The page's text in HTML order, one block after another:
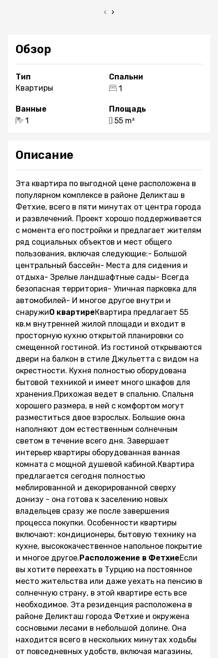
‹ ›
Обзор
Тип
Квартиры
Спальни
1
Ванные
1
Площадь
55 m²
Описание
Эта квартира по выгодной цене расположена в
популярном комплексе в районе Деликташ в
Фетхие, всего в пяти минутах от центра города
и развлечений. Проект хорошо поддерживается
с момента его постройки и предлагает жителям
ряд социальных объектов и мест общего
пользования, включая следующие:- Большой
центральный бассейн- Места для сидения и
отдыха- Зрелые ландшафтные сады- Всегда
безопасная территория- Уличная парковка для
автомобилей- И многое другое внутри и
снаружиО квартиреКвартира предлагает 55
кв.м внутренней жилой площади и входит в
просторную кухню открытой планировки со
смещенной гостиной. Из гостиной открываются
двери на балкон в стиле Джульетта с видом на
окрестности. Кухня полностью оборудована
бытовой техникой и имеет много шкафов для
хранения.Прихожая ведет в спальню. Спальня
хорошего размера, в ней с комфортом могут
разместиться двое взрослых. Большие окна
наполняют дом естественным солнечным
светом в течение всего дня. Завершает
интерьер квартиры оборудованная ванная
комната с мощной душевой кабиной.Квартира
предлагается сегодня полностью
меблированной и декорированной сверху
донизу - она готова к заселению новых
владельцев сразу же после завершения
процесса покупки. Особенности квартиры
включают: кондиционеры, бытовую технику на
кухне, высококачественное напольное покрытие
и многое другое.Расположение в ФетхиеЕсли
вы хотите переехать в Турцию на постоянное
место жительства или даже уехать на пенсию в
солнечную страну, в этой квартире есть все
необходимое. Эта резиденция расположена в
районе Деликташ города Фетхие и окружена
сосновыми лесами в небольшой долине. Она
находится всего в нескольких минутах ходьбы
от повседневных удобств, включая магазины,